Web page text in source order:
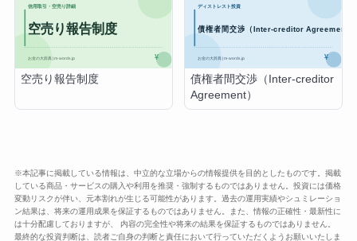
空売り報告制度
債権者間交渉（Inter-creditor
Agreement）
※本記事に掲載している情報は、中立的な立場からの情報提供を目的としたものです。掲載
している商品・サービスの購入や利用を推奨・強制するものではありません。投資には価格
変動リスクが伴い、元本割れが生じる可能性があります。過去の運用実績やシュミレーショ
ン結果は、将来の運用成果を保証するものではありません。また、情報の正確性・最新性に
は十分配慮しておりますが、 内容の完全性や将来の結果を保証するものではありません。
最終的な投資判断は、読者ご自身の判断と責任において行っていただくようお願いいたしま